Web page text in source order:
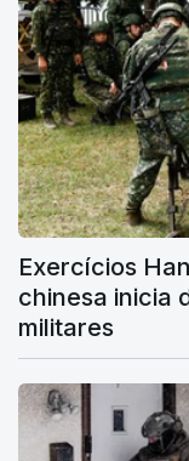
Exercícios
chinesa inicia
militares